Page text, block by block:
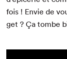
fois ! Envie de
get ? Ça tombe